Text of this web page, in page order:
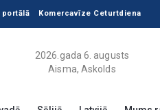
portālā Komercavīze Ceturtdiena
2026.gada 6. augusts
Aisma, Askolds